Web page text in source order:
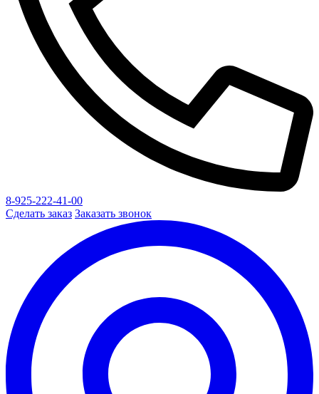
8-925-222-41-00
Сделать заказ Заказать звонок